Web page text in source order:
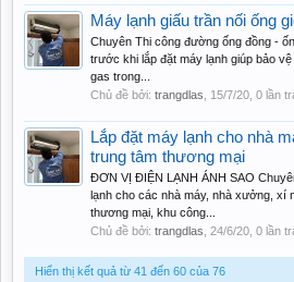
Máy lạnh giấu trần nối ống
Chuyên Thi công đường ống đồng -
trước khi lắp đặt máy lạnh giúp bảo
gas trong...
Chủ đề bởi: trangdlas 15/7/20 , 0 lần
Lắp đặt máy lạnh cho nhà
trung tâm thương mại
ĐƠN VỊ ĐIỆN LẠNH ÁNH SAO
lạnh cho các nhà máy, nhà xưởng, xí
thương mại, khu công...
Chủ đề bởi: trangdlas 24/6/20 , 0 lần
Hiển thị kết quả từ 41 đến 60 của 76